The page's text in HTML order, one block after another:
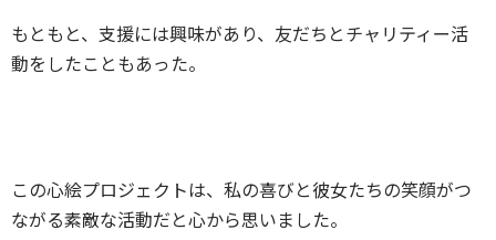
もともと、支援には興味があり、友だちとチャリティー活
動をしたこともあった。
この心絵プロジェクトは、私の喜びと彼女たちの笑顔がつ
ながる素敵な活動だと心から思いました。